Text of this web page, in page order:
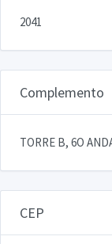
2041
Complemento
TORRE B, 6O
CEP